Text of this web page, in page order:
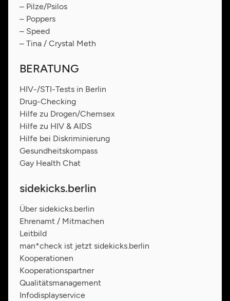
– Pilze/Psilos
– Poppers
– Speed
– Tina / Crystal Meth
BERATUNG
HIV-/STI-Tests in Berlin
Drug-Checking
Hilfe zu Drogen/Chemsex
Hilfe zu HIV & AIDS
Hilfe bei Diskriminierung
Gesundheitskompass
Gay Health Chat
sidekicks.berlin
Über sidekicks.berlin
Ehrenamt / Mitmachen
Leitbild
man*check ist jetzt sidekicks.berlin
Kooperationen
Kooperationspartner
Qualitätsmanagement
Infodisplayservice